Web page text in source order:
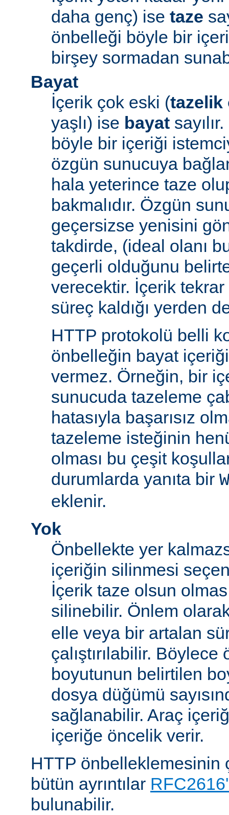
daha genç) ise taze
önbelleği böyle bir
birşey sormadan
Bayat
İçerik çok eski (tazelik
yaşlı) ise bayat
böyle bir içeriği
özgün sunucuya
hala yeterince taze
bakmalıdır. Özgün
geçersizse yenisini
takdirde, (ideal olanı
geçerli olduğunu
verecektir. İçerik
süreç kaldığı yerden
HTTP protokolü belli
önbelleğin bayat
vermez. Örneğin, bir
sunucuda tazeleme
hatasıyla başarısız
tazeleme isteğinin
olması bu çeşit
durumlarda yanıta bir
eklenir.
Yok
Önbellekte yer
içeriğin silinmesi
İçerik taze olsun
silinebilir. Önlem
elle veya bir artalan
çalıştırılabilir.
boyutunun belirtilen
dosya düğümü
sağlanabilir. Araç
içeriğe öncelik verir.
HTTP önbelleklemesinin
bütün ayrıntılar
bulunabilir.